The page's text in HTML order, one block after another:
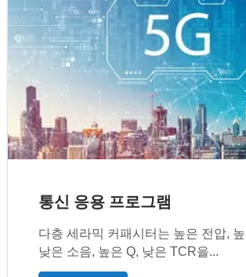
통신 응용 프로그램
다층 세라믹 커패시터는 높은 전압,
낮은 소음, 높은 Q, 낮은 TCR을...